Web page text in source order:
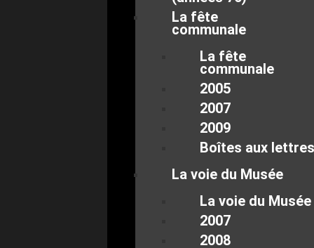
La fête
communale
La fête
communale
2005
2007
2009
Boîtes aux lettres
La voie du Musée
La voie du Musée
2007
2008